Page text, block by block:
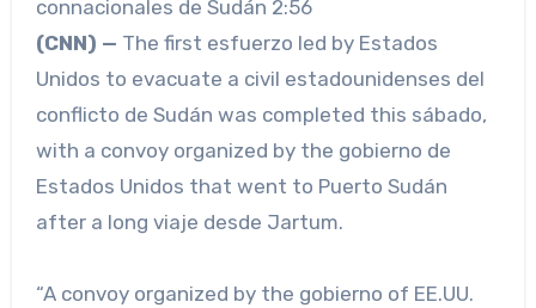
connacionales de Sudán 2:56
(CNN) — The first esfuerzo led by Estados
Unidos to evacuate a civil estadounidenses del
conflicto de Sudán was completed this sábado,
with a convoy organized by the gobierno de
Estados Unidos that went to Puerto Sudán
after a long viaje desde Jartum.
“A convoy organized by the gobierno of EE.UU.